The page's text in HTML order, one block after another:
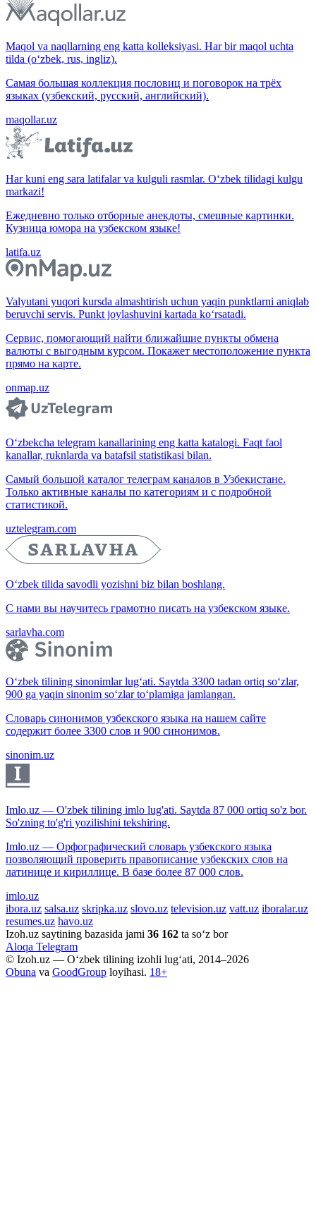
Maqol va naqllarning eng katta kolleksiyasi. Har bir maqol uchta
tilda (o‘zbek, rus, ingliz).
Самая большая коллекция пословиц и поговорок на трёх
языках (узбекский, русский, английский).
maqollar.uz
Har kuni eng sara latifalar va kulguli rasmlar. O‘zbek tilidagi kulgu
markazi!
Ежедневно только отборные анекдоты, смешные картинки.
Кузница юмора на узбекском языке!
latifa.uz
Valyutani yuqori kursda almashtirish uchun yaqin punktlarni aniqlab
beruvchi servis. Punkt joylashuvini kartada ko‘rsatadi.
Сервис, помогающий найти ближайшие пункты обмена
валюты с выгодным курсом. Покажет местоположение пункта
прямо на карте.
onmap.uz
O‘zbekcha telegram kanallarining eng katta katalogi. Faqt faol
kanallar, ruknlarda va batafsil statistikasi bilan.
Самый большой каталог телеграм каналов в Узбекистане.
Только активные каналы по категориям и с подробной
статистикой.
uztelegram.com
O‘zbek tilida savodli yozishni biz bilan boshlang.
С нами вы научитесь грамотно писать на узбекском языке.
sarlavha.com
O‘zbek tilining sinonimlar lug‘ati. Saytda 3300 tadan ortiq so‘zlar,
900 ga yaqin sinonim so‘zlar to‘plamiga jamlangan.
Словарь синонимов узбекского языка на нашем сайте
содержит более 3300 слов и 900 синонимов.
sinonim.uz
Imlo.uz — O'zbek tilining imlo lug'ati. Saytda 87 000 ortiq so'z bor.
So'zning to'g'ri yozilishini tekshiring.
Imlo.uz — Орфографический словарь узбекского языка
позволяющий проверить правописание узбекских слов на
латинице и кириллице. В базе более 87 000 слов.
imlo.uz
ibora.uz salsa.uz skripka.uz slovo.uz television.uz vatt.uz iboralar.uz
resumes.uz havo.uz
Izoh.uz saytining bazasida jami 36 162 ta so‘z bor
Aloqa Telegram
© Izoh.uz — O‘zbek tilining izohli lug‘ati, 2014–2026
Obuna va GoodGroup loyihasi. 18+